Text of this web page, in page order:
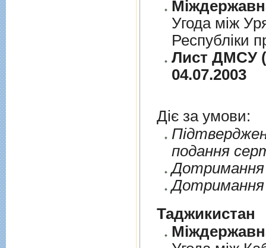
Угода між
Республіки
Лист ДМСУ
04.07.2003
Діє за умови:
подання
Дотримання
Дотримання
Таджикистан